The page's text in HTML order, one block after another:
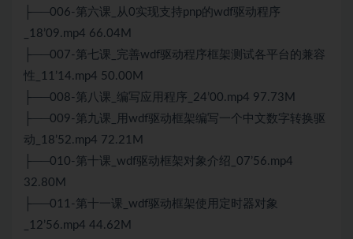
├──006-第六课_从0实现支持pnp的wdf驱动程序
_18’09.mp4 66.04M
├──007-第七课_完善wdf驱动程序框架测试各平台的兼容
性_11’14.mp4 50.00M
├──008-第八课_编写应用程序_24’00.mp4 97.73M
├──009-第九课_用wdf驱动框架编写一个中文数字转换驱
动_18’52.mp4 72.21M
├──010-第十课_wdf驱动框架对象介绍_07’56.mp4
32.80M
├──011-第十一课_wdf驱动框架使用定时器对象
_12’56.mp4 44.62M